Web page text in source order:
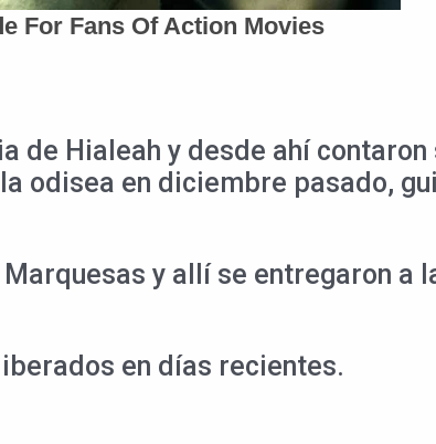
de Hialeah y desde ahí
odisea en diciembre pasado,
y allí se entregaron a
en días recientes.